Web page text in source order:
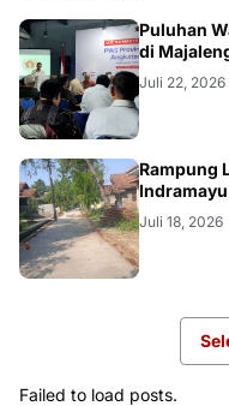
Puluhan
di
Juli 22, 2026
LOKAL
Rampung
Juli 18, 2026
Failed to load posts.